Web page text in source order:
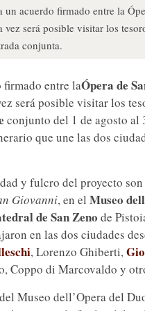
un acuerdo firmado entre la
vez será posible visitar los
conjunta.
firmado entre laÓpera de
será posible visitar los
conjunto del 1 de agosto al
que une las dos
y fulcro del proyecto son
Giovanni, en el Museo
de San Zeno de
en las dos ciudades
, Lorenzo Ghiberti,
Coppo di Marcovaldo y
Museo dell’Opera del